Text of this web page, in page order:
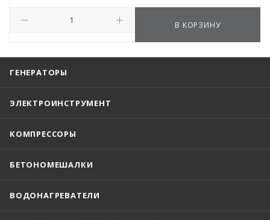
В КОРЗИНУ
ГЕНЕРАТОРЫ
ЭЛЕКТРОИНСТРУМЕНТ
КОМПРЕССОРЫ
БЕТОНОМЕШАЛКИ
ВОДОНАГРЕВАТЕЛИ